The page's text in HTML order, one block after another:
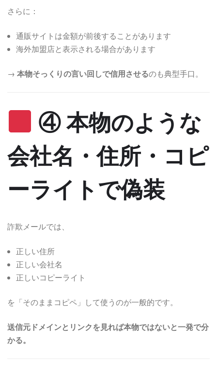
さらに：
通販サイトは金額が前後することがあります
海外加盟店と表示される場合があります
→ 本物そっくりの言い回しで信用させるのも典型手口。
④ 本物のような
会社名・住所・コピ
ーライトで偽装
詐欺メールでは、
正しい住所
正しい会社名
正しいコピーライト
を「そのままコピペ」して使うのが一般的です。
送信元ドメインとリンクを見れば本物ではないと一発で分
かる。